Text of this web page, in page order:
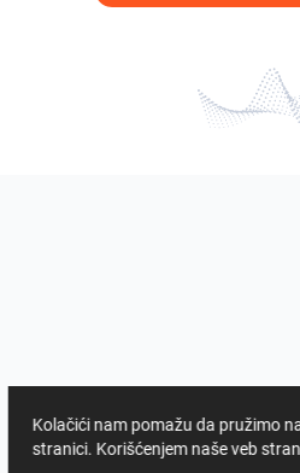
Kolačići nam pomažu da pružimo
stranici. Korišćenjem naše veb